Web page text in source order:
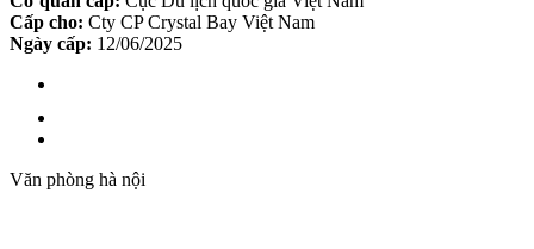
Cấp cho: Cty CP Crystal Bay Việt Nam
Ngày cấp: 12/06/2025
Văn phòng hà nội